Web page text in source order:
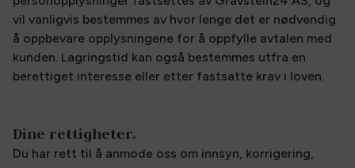
vil vanligvis bestemmes av hvor lenge det er nødvendig
å oppbevare opplysningene for å oppfylle avtalen med
kunden. Lagringstid kan også bestemmes utfra en
berettiget interesse eller etter fastsatte krav i loven.
Dine rettigheter.
Du har rett til å anmode oss om innsyn, korrigering,